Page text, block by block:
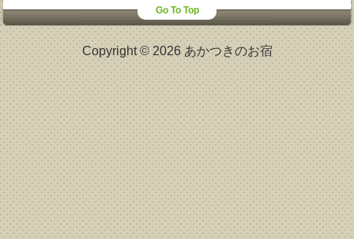
Go To Top
Copyright © 2026 あかつきのお宿